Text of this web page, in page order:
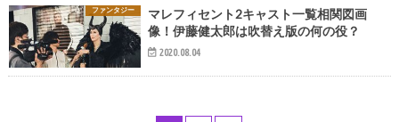
ファンタジー
マレフィセント2キャスト一覧相関図画
像！伊藤健太郎は吹替え版の何の役？
2020.08.04